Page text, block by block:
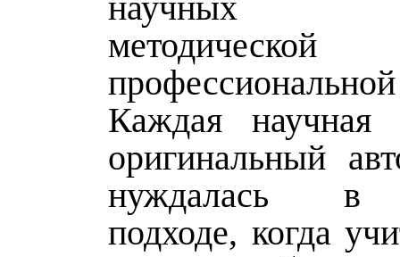
Каждая научная
оригинальный
нуждалась в
подходе, когда